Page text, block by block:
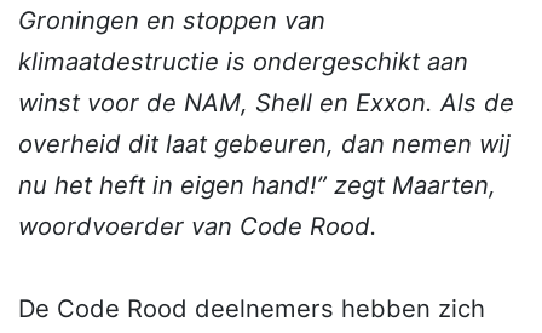
Groningen en stoppen van
klimaatdestructie is ondergeschikt aan
winst voor de NAM, Shell en Exxon. Als de
overheid dit laat gebeuren, dan nemen wij
nu het heft in eigen hand!” zegt Maarten,
woordvoerder van Code Rood.
De Code Rood deelnemers hebben zich